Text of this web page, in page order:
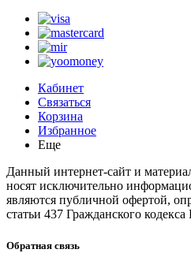
Кабинет
Связаться
Корзина
Избранное
Еще
Данный интернет-сайт и
носят исключительно
являются публичной офертой,
статьи 437 Гражданского
Обратная связь